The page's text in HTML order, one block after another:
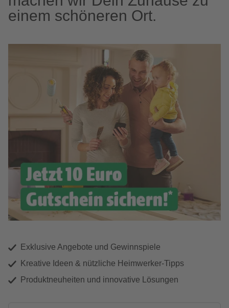
einem schöneren Ort.
Exklusive Angebote und Gewinnspiele
Kreative Ideen & nützliche Heimwerker-Tipps
Produktneuheiten und innovative Lösungen